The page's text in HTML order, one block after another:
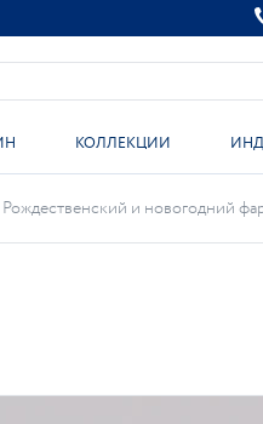
КОЛЛЕКЦИИ
Рождественский и новогодний